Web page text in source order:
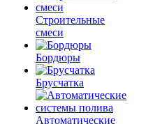
Строительные
смеси
Бордюры
Брусчатка
Автоматические